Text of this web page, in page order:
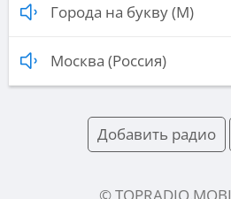
Города на букву (М)
Москва (Россия)
Добавить радио
© TOPRADIO.MOBI